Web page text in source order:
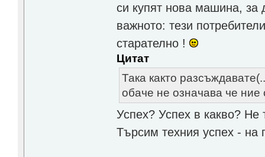
си купят нова машина,
важното: тези
старателно !
Цитат
Така както
обаче не означава че
Успех? Успех в какво?
Търсим техния успех - на